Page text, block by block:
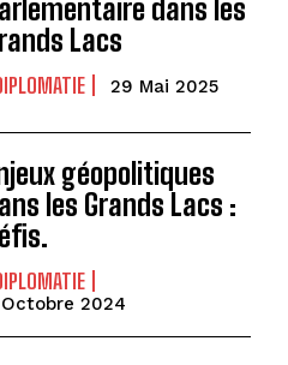
dans les
Lacs
29 Mai 2025
géopolitiques
les Grands Lacs :
2024